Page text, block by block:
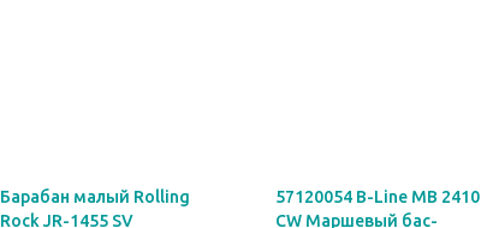
Барабан малый Rolling
Rock JR-1455 SV
57120054 B-Line MB 2410
CW Маршевый бас-